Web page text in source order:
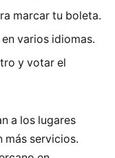
marcar tu boleta.
varios idiomas.
y votar el
a los lugares
servicios.